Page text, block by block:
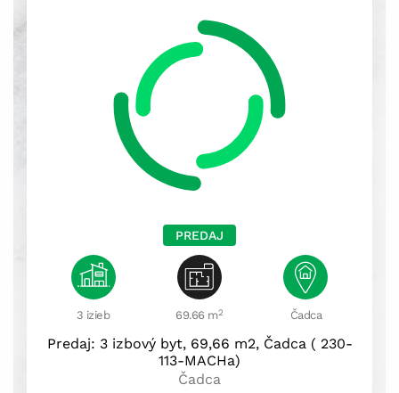
PREDAJ
3 izieb 69.66 m2 Čadca
Predaj: 3 izbový byt, 69,66 m2, Čadca ( 230-
113-MACHa)
Čadca